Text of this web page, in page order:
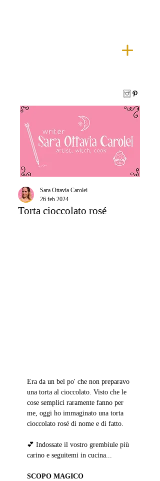
Torta cioccolato rosé
Sara Ottavia Carolei
26 feb 2024
Era da un bel po' che non preparavo
una torta al cioccolato. Visto che le
cose semplici raramente fanno per
me, oggi ho immaginato una torta
cioccolato rosé di nome e di fatto.
💕 Indossate il vostro grembiule più
carino e seguitemi in cucina...
SCOPO MAGICO